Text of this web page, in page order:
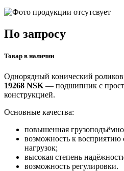
По запросу
Товар в наличии
Однорядный конический
19268 NSK — подшипник с
конструкцией.
Основные качества:
повышенная
возможность к
нагрузок;
высокая степень
возможность регулировки.